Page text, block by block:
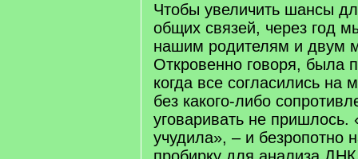
Чтобы увеличить шансы
общих связей, через год
нашим родителям и двум
Откровенно говоря, была
когда все согласились на
без какого-либо
уговаривать не пришлось.
учудила», – и безропотно